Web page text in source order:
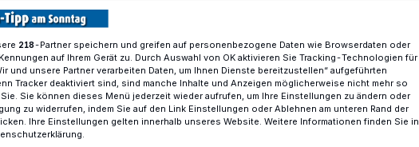
Nach der Auftaktpleite gegen die Blue Devils
- Schopp äußert sich zu Reaktionen auf
218-Partner speichern und greifen auf personenbezogene Daten wie Browserdaten oder
auf Ihrem Gerät zu. Durch Auswahl von OK aktivieren Sie Tracking-Technologien für
und unsere Partner verarbeiten Daten, um Ihnen Dienste bereitzustellen“ aufgeführten
Tracker deaktiviert sind, sind manche Inhalte und Anzeigen möglicherweise nicht mehr so
Sie können dieses Menü jederzeit wieder aufrufen, um Ihre Einstellungen zu ändern oder
zu widerrufen, indem Sie auf den Link Einstellungen oder Ablehnen am unteren Rand der
Ihre Einstellungen gelten innerhalb unseres Website. Weitere Informationen finden Sie in